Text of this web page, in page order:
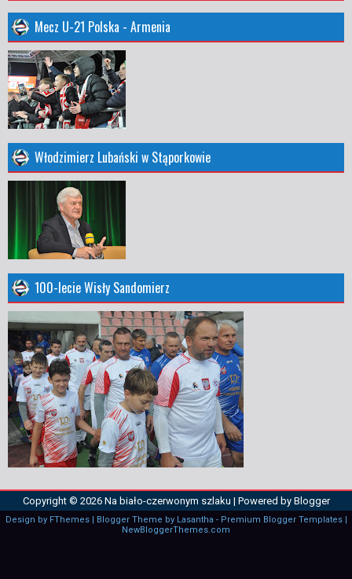
Mecz U-21 Polska - Armenia
Włodzimierz Lubański w Stąporkowie
100-lecie Wisły Sandomierz
Copyright © 2026 Na biało-czerwonym szlaku | Powered by Blogger
Design by FThemes| Blogger Theme by Lasantha - Premium Blogger Templates|
NewBloggerThemes.com